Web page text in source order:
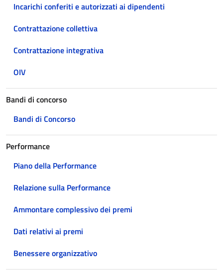
Incarichi conferiti e autorizzati ai dipendenti
Contrattazione collettiva
Contrattazione integrativa
OIV
Bandi di concorso
Bandi di Concorso
Performance
Piano della Performance
Relazione sulla Performance
Ammontare complessivo dei premi
Dati relativi ai premi
Benessere organizzativo